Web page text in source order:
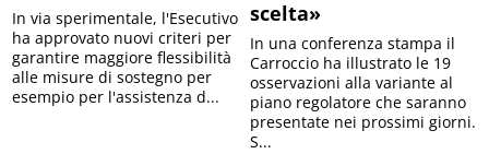
In via sperimentale, l'Esecutivo
ha approvato nuovi criteri per
garantire maggiore flessibilità
alle misure di sostegno per
esempio per l'assistenza d...
scelta»
In una conferenza stampa il
Carroccio ha illustrato le 19
osservazioni alla variante al
piano regolatore che saranno
presentate nei prossimi giorni.
S...